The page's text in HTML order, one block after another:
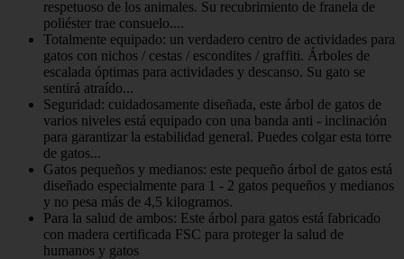
respetuoso de los animales. Su recubrimiento de franela de
poliéster trae consuelo....
Totalmente equipado: un verdadero centro de actividades para
gatos con nichos / cestas / escondites / graffiti. Árboles de
escalada óptimas para actividades y descanso. Su gato se
sentirá atraído...
Seguridad: cuidadosamente diseñada, este árbol de gatos de
varios niveles está equipado con una banda anti - inclinación
para garantizar la estabilidad general. Puedes colgar esta torre
de gatos...
Gatos pequeños y medianos: este pequeño árbol de gatos está
diseñado especialmente para 1 - 2 gatos pequeños y medianos
y no pesa más de 4,5 kilogramos.
Para la salud de ambos: Este árbol para gatos está fabricado
con madera certificada FSC para proteger la salud de
humanos y gatos